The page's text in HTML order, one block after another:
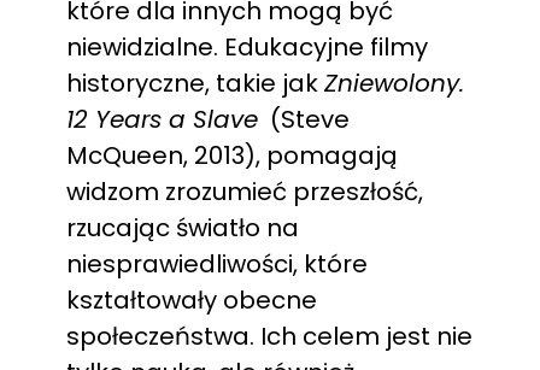
które dla innych mogą być
niewidzialne. Edukacyjne filmy
historyczne, takie jakZniewolony.
12 Years a Slave(Steve
McQueen, 2013), pomagają
widzom zrozumieć przeszłość,
rzucając światło na
niesprawiedliwości, które
kształtowały obecne
społeczeństwa. Ich celem jest nie